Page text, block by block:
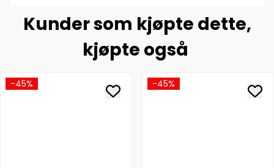
Kunder som kjøpte dette,
kjøpte også
-45% -45%